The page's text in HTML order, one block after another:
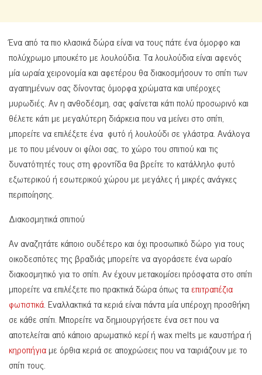
Ένα από τα πιο κλασικά δώρα είναι να τους πάτε ένα όμορφο και
πολύχρωμο μπουκέτο με λουλούδια. Τα λουλούδια είναι αφενός
μία ωραία χειρονομία και αφετέρου θα διακοσμήσουν το σπίτι των
αγαπημένων σας δίνοντας όμορφα χρώματα και υπέροχες
μυρωδιές. Αν η ανθοδέσμη, σας φαίνεται κάτι πολύ προσωρινό και
θέλετε κάτι με μεγαλύτερη διάρκεια που να μείνει στο σπίτι,
μπορείτε να επιλέξετε ένα φυτό ή λουλούδι σε γλάστρα. Ανάλογα
με το που μένουν οι φίλοι σας, το χώρο του σπιτιού και τις
δυνατότητές τους στη φροντίδα θα βρείτε το κατάλληλο φυτό
εξωτερικού ή εσωτερικού χώρου με μεγάλες ή μικρές ανάγκες
περιποίησης.
Διακοσμητικά σπιτιού
Αν αναζητάτε κάποιο ουδέτερο και όχι προσωπικό δώρο για τους
οικοδεσπότες της βραδιάς μπορείτε να αγοράσετε ένα ωραίο
διακοσμητικό για το σπίτι. Αν έχουν μετακομίσει πρόσφατα στο σπίτι
μπορείτε να επιλέξετε πιο πρακτικά δώρα όπως ταεπιτραπέζια
φωτιστικά. Εναλλακτικά τα κεριά είναι πάντα μία υπέροχη προσθήκη
σε κάθε σπίτι. Μπορείτε να δημιουργήσετε ένα σετ που να
αποτελείται από κάποιο αρωματικό κερί ή wax melts με καυστήρα ή
κηροπήγιαμε όρθια κεριά σε αποχρώσεις που να ταιριάζουν με το
σπίτι τους.